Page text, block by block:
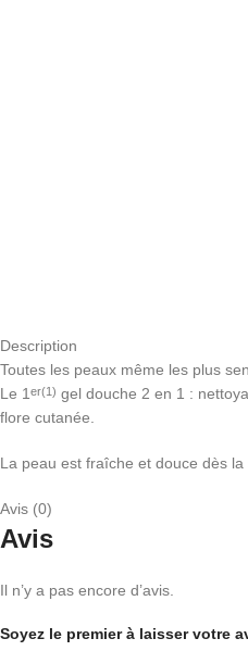
Description
Toutes les peaux même les plus
Le 1 er(1) gel douche 2 en 1 :
flore cutanée.
La peau est fraîche et douce dès
Avis (0)
Avis
Il n’y a pas encore d’avis.
Soyez le premier à laisser votre